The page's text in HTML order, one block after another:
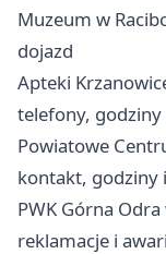
Muzeum w
dojazd
Apteki
telefony,
Powiatowe
kontakt, godziny
PWK Górna
reklamacje i